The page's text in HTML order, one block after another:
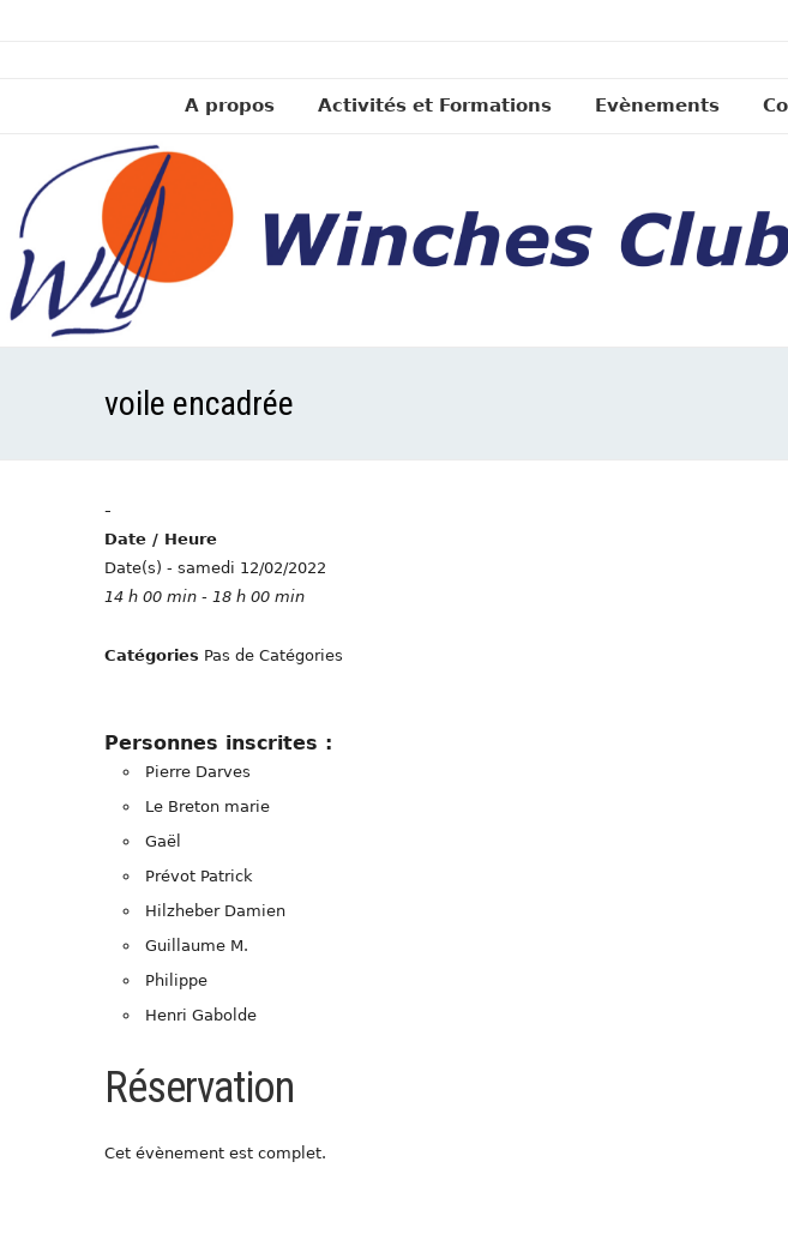
A propos Activités et Formations Evènements
voile encadrée
-
Date / Heure
Date(s) - samedi 12/02/2022
14 h 00 min - 18 h 00 min
Catégories Pas de Catégories
Personnes inscrites :
Pierre Darves
Le Breton marie
Gaël
Prévot Patrick
Hilzheber Damien
Guillaume M.
Philippe
Henri Gabolde
Réservation
Cet évènement est complet.